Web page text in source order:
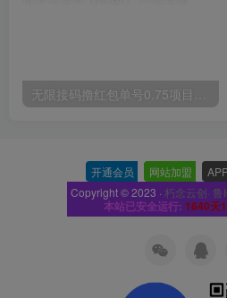
无限接码撸红包单号0.75项目无偿分享给你【揭秘】
开通会员 网站加盟
Copyright © 2023 · 朽念云创·
本站已安全运行: 1640天